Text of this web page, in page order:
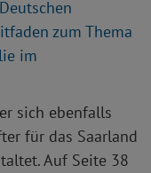
Deutschen
zum Thema
im
sich ebenfalls
für das Saarland
Auf Seite 38